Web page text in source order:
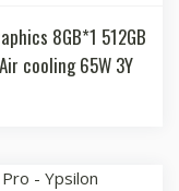
8GB*1 512GB
cooling 65W 3Y